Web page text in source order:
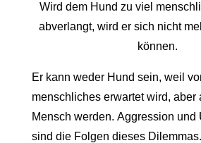
Wird dem Hund zu viel
abverlangt, wird er sich nicht
können.
Er kann weder Hund sein, weil
menschliches erwartet wird, aber
Mensch werden. Aggression und
sind die Folgen dieses